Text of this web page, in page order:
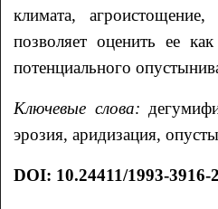
климата,
позволяет оценить ее
потенциального
Ключевые слова:
эрозия, аридизация,
DOI: 10.24411/1993-3916-